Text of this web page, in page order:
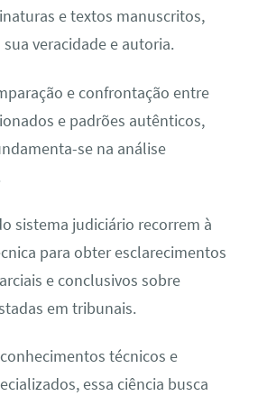
e textos manuscritos,
veracidade e autoria.
e confrontação entre
e padrões autênticos,
se na análise
sistema judiciário recorrem à
para obter esclarecimentos
e conclusivos sobre
em tribunais.
técnicos e
essa ciência busca